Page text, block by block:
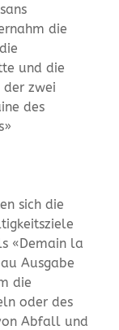
die
und die
der zwei
des
sich die
«Demain la
Ausgabe
die
oder des
Abfall und